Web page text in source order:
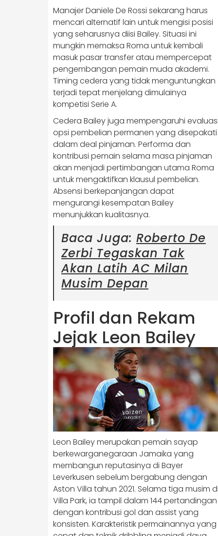
Manajer Daniele De Rossi sekarang harus
mencari alternatif lain untuk mengisi posisi
yang seharusnya diisi Bailey. Situasi ini
mungkin memaksa Roma untuk kembali
masuk pasar transfer atau mempercepat
pengembangan pemain muda akademi.
Timing cedera yang tidak menguntungkan
terjadi tepat menjelang dimulainya
kompetisi Serie A.
Cedera Bailey juga mempengaruhi
opsi pembelian permanen yang disepakati
dalam deal pinjaman. Performa dan
kontribusi pemain selama masa pinjaman
akan menjadi pertimbangan utama Roma
untuk mengaktifkan klausul pembelian.
Absensi berkepanjangan dapat
mengurangi kesempatan Bailey
menunjukkan kualitasnya.
Baca Juga: Roberto De
Zerbi Tegaskan Tak
Akan Latih AC Milan
Musim Depan
Profil dan Rekam
Jejak Leon Bailey
Leon Bailey merupakan pemain sayap
berkewarganegaraan Jamaika yang
membangun reputasinya di Bayer
Leverkusen sebelum bergabung dengan
Aston Villa tahun 2021. Selama tiga musim
Villa Park, ia tampil dalam 144 pertandingan
dengan kontribusi gol dan assist yang
konsisten. Karakteristik permainannya yang